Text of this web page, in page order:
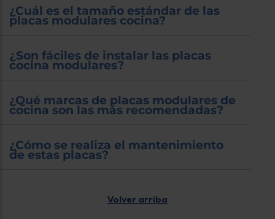
¿Cuál es el tamaño estándar de las
placas modulares cocina?
¿Son fáciles de instalar las placas
cocina modulares?
¿Qué marcas de placas modulares de
cocina son las más recomendadas?
¿Cómo se realiza el mantenimiento
de estas placas?
Volver arriba